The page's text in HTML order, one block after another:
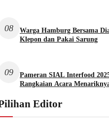
08
Warga Hamburg Bersama
Klepon dan Pakai Sarung
09
Pameran SIAL Interfood
Rangkaian Acara
Editor